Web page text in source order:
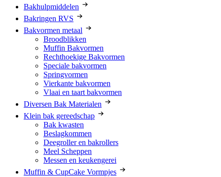
Bakhulpmiddelen
Bakringen RVS
Bakvormen metaal
Broodblikken
Muffin Bakvormen
Rechthoekige Bakvormen
Speciale bakvormen
Springvormen
Vierkante bakvormen
Vlaai en taart bakvormen
Diversen Bak Materialen
Klein bak gereedschap
Bak kwasten
Beslagkommen
Deegroller en bakrollers
Meel Scheppen
Messen en keukengerei
Muffin & CupCake Vormpjes